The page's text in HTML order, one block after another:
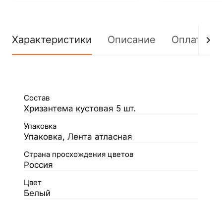
Характеристики Описание Оплата
Состав
Хризантема кустовая 5 шт.
Упаковка
Упаковка, Лента атласная
Страна просхождения цветов
Россия
Цвет
Белый